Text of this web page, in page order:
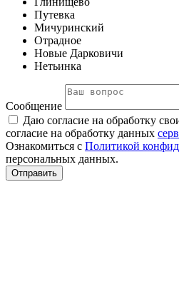
Путевка
Мичуринский
Отрадное
Новые Дарковичи
Нетьинка
Сообщение
Даю согласие на обработку
согласие на обработку данных
Ознакомиться с Политикой
персональных данных.